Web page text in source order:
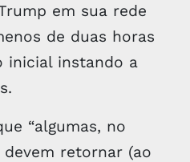
em sua rede
de duas horas
inicial instando a
“algumas, no
retornar (ao